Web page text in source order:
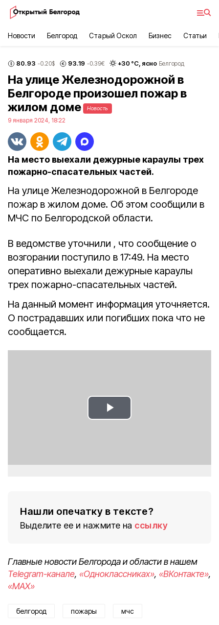
Новости Белгород Старый Оскол Бизнес Статьи
80.93 -0.20$ 93.19 -0.39€ +30 °С, ясно Белгород
На улице Железнодорожной в
Белгороде произошел пожар в
жилом доме
Новость
9 января 2024, 18:22
На место выехали дежурные караулы трех
пожарно-спасательных частей.
На улице Железнодорожной в Белгороде
пожар в жилом доме. Об этом сообщили в
МЧС по Белгородской области.
В ведомстве уточнили , что сообщение о
возгорании поступило в 17:49. На место
оперативно выехали дежурные караулы
трех пожарно-спасательных частей.
На данный момент информация уточняется.
О пострадавших или погибших пока что не
сообщается.
Play
Нашли опечатку в тексте?
Выделите ее и нажмите на ссылку
Главные новости Белгорода и области в нашем
Telegram-канале, «Одноклассниках», «ВКонтакте»,
«MAX»
белгород пожары мчс